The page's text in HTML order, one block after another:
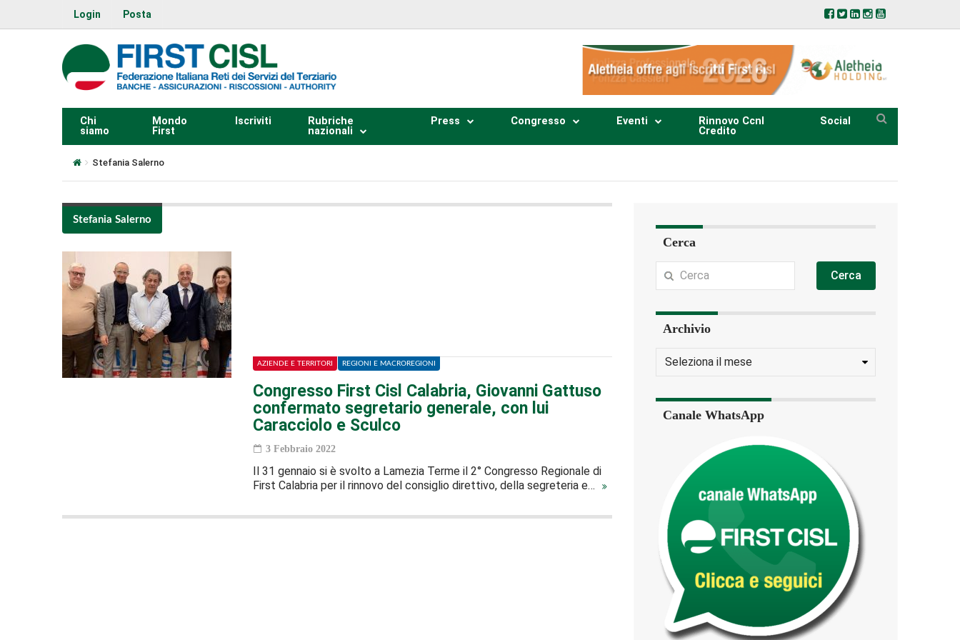
Login Posta
Chi
siamo
Mondo
First
Iscriviti
Rubriche
nazionali
Press Congresso Eventi
Rinnovo Ccnl
Credito
Social
Stefania Salerno
Stefania Salerno
AZIENDE E TERRITORI REGIONI E MACROREGIONI
Congresso First Cisl Calabria, Giovanni Gattuso
confermato segretario generale, con lui
Caracciolo e Sculco
3 Febbraio 2022
Il 31 gennaio si è svolto a Lamezia Terme il 2° Congresso Regionale di
First Calabria per il rinnovo del consiglio direttivo, della segreteria e…
Cerca
Cerca
Archivio
Canale WhatsApp